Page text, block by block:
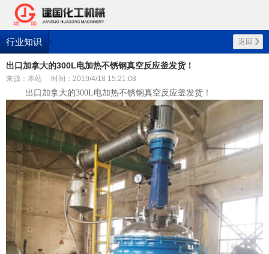
行业知识 返回
出口加拿大的300L电加热不锈钢真空反应釜发货！
来源：本站 时间：2019/4/18 15:21:08
出口加拿大的300L电加热不锈钢真空反应釜发货！